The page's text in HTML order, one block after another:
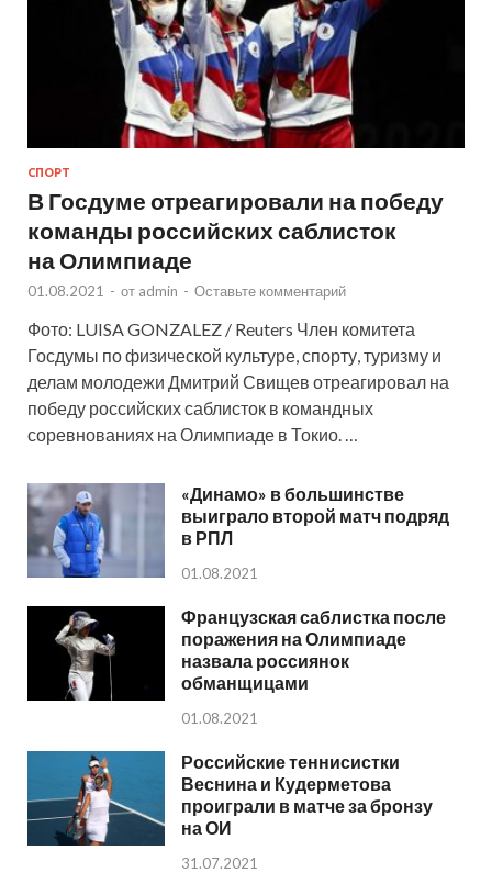
СПОРТ
В Госдуме отреагировали на победу
команды российских саблисток
на Олимпиаде
01.08.2021 - от admin - Оставьте комментарий
Фото: LUISA GONZALEZ / Reuters Член комитета
Госдумы по физической культуре, спорту, туризму и
делам молодежи Дмитрий Свищев отреагировал на
победу российских саблисток в командных
соревнованиях на Олимпиаде в Токио. …
«Динамо» в большинстве
выиграло второй матч подряд
в РПЛ
01.08.2021
Французская саблистка после
поражения на Олимпиаде
назвала россиянок
обманщицами
01.08.2021
Российские теннисистки
Веснина и Кудерметова
проиграли в матче за бронзу
на ОИ
31.07.2021